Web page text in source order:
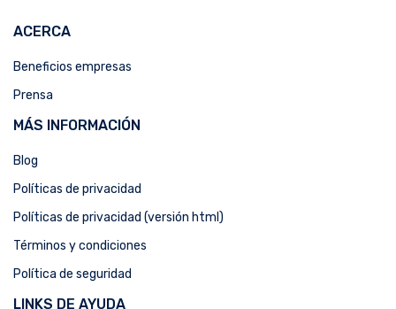
ACERCA
Beneficios empresas
Prensa
MÁS INFORMACIÓN
Blog
Políticas de privacidad
Políticas de privacidad (versión html)
Términos y condiciones
Política de seguridad
LINKS DE AYUDA